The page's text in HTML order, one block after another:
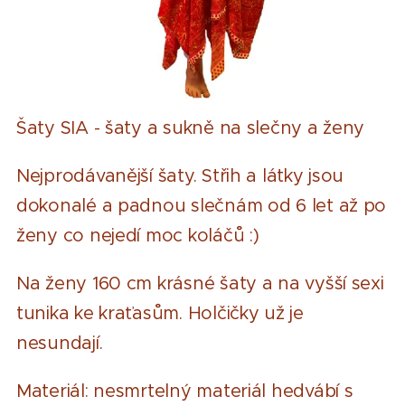
Šaty SIA - šaty a sukně na slečny a ženy
Nejprodávanější šaty. Střih a látky jsou
dokonalé a padnou slečnám od 6 let až po
ženy co nejedí moc koláčů :)
Na ženy 160 cm krásné šaty a na vyšší sexi
tunika ke kraťasům. Holčičky už je
nesundají.
Materiál: nesmrtelný materiál hedvábí s